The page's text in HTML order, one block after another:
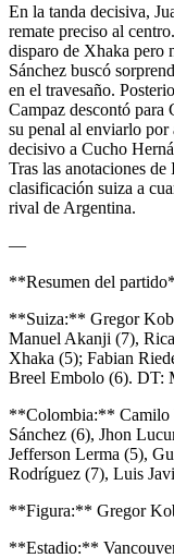
En la tanda decisiva,
remate preciso al
disparo de Xhaka pero
Sánchez buscó
en el travesaño.
Campaz descontó
su penal al enviarlo
decisivo a Cucho
Tras las anotaciones
clasificación suiza a
rival de Argentina.
—
**Resumen del
**Suiza:** Gregor
Manuel Akanji (7),
Xhaka (5); Fabian
Breel Embolo (6). DT:
**Colombia:** Camilo
Sánchez (6), Jhon
Jefferson Lerma (5),
Rodríguez (7), Luis
**Figura:** Gregor
**Estadio:**